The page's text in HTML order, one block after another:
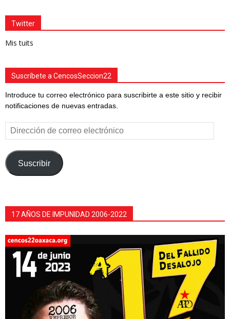
Twitter
Mis tuits
Suscríbete a CencosSeccion22
Introduce tu correo electrónico para suscribirte a este sitio y recibir
notificaciones de nuevas entradas.
Dirección
de
correo
electrónico
Suscribir
17 AÑOS DE IMPUNIDAD 2006-2022